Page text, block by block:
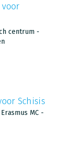
voor
centrum -
Schisis
MC -